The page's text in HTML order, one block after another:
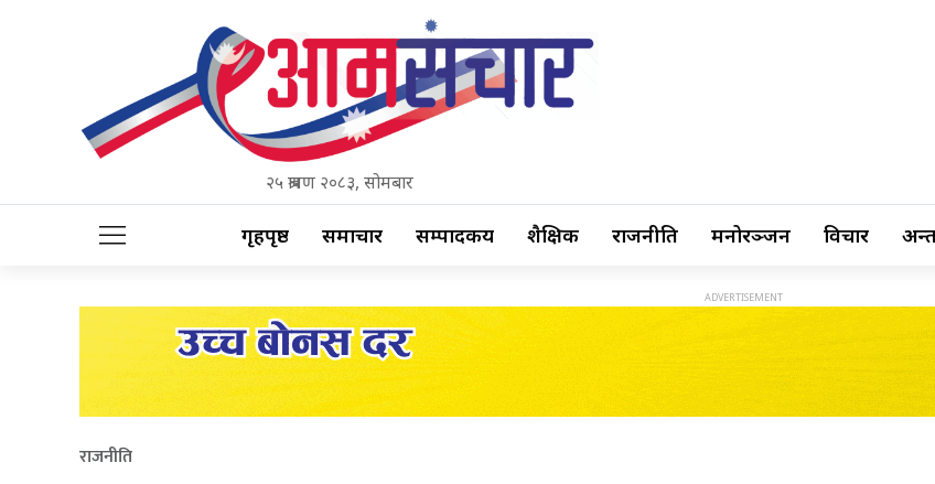
२५ श्रावण २०८३, सोमबार
गृहपृष्ठ समाचार सम्पादकीय शैक्षिक राजनीति मनोरञ्जन विचार
राजनीति